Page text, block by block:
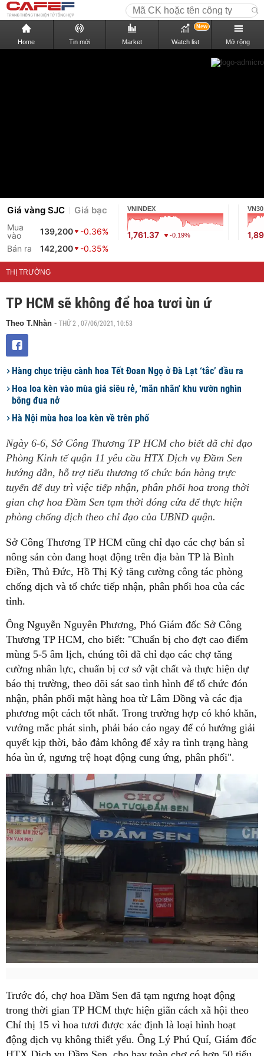
Home Tin mới Market Watch list
New
Mở rộng
Giá vàng SJC Giá bạc
Mua
vào
139,200
-0.36%
Bán ra
142,200 -0.35%
VNINDEX
1,761.37 -0.19%
VN30
THỊ TRƯỜNG
TP HCM sẽ không để hoa tươi ùn ứ
Theo T.Nhàn - THỨ 2 , 07/06/2021, 10:53
Hàng chục triệu cành hoa Tết Đoan Ngọ ở Đà Lạt ‘tắc’ đầu ra
Hoa loa kèn vào mùa giá siêu rẻ, 'mãn nhãn' khu vườn nghìn
bông đua nở
Hà Nội mùa hoa loa kèn về trên phố
Ngày 6-6, Sở Công Thương TP HCM cho biết đã chỉ đạo
Phòng Kinh tế quận 11 yêu cầu HTX Dịch vụ Đầm Sen
hướng dẫn, hỗ trợ tiểu thương tổ chức bán hàng trực
tuyến để duy trì việc tiếp nhận, phân phối hoa trong thời
gian chợ hoa Đầm Sen tạm thời đóng cửa để thực hiện
phòng chống dịch theo chỉ đạo của UBND quận.
Sở Công Thương TP HCM cũng chỉ đạo các chợ bán sỉ
nông sản còn đang hoạt động trên địa bàn TP là Bình
Điền, Thủ Đức, Hồ Thị Kỷ tăng cường công tác phòng
chống dịch và tổ chức tiếp nhận, phân phối hoa của các
tỉnh.
Ông Nguyễn Nguyên Phương, Phó Giám đốc Sở Công
Thương TP HCM, cho biết: "Chuẩn bị cho đợt cao điểm
mùng 5-5 âm lịch, chúng tôi đã chỉ đạo các chợ tăng
cường nhân lực, chuẩn bị cơ sở vật chất và thực hiện dự
báo thị trường, theo dõi sát sao tình hình để tổ chức đón
nhận, phân phối mặt hàng hoa từ Lâm Đồng và các địa
phương một cách tốt nhất. Trong trường hợp có khó khăn,
vướng mắc phát sinh, phải báo cáo ngay để có hướng giải
quyết kịp thời, bảo đảm không để xảy ra tình trạng hàng
hóa ùn ứ, ngưng trệ hoạt động cung ứng, phân phối".
Trước đó, chợ hoa Đầm Sen đã tạm ngưng hoạt động
trong thời gian TP HCM thực hiện giãn cách xã hội theo
Chỉ thị 15 vì hoa tươi được xác định là loại hình hoạt
động dịch vụ không thiết yếu. Ông Lý Phú Quí, Giám đốc